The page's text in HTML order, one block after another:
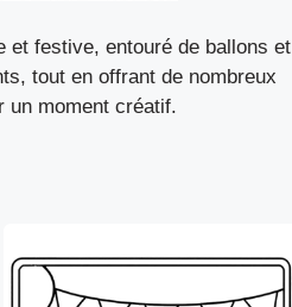
et festive, entouré de ballons et
tout en offrant de nombreux
un moment créatif.